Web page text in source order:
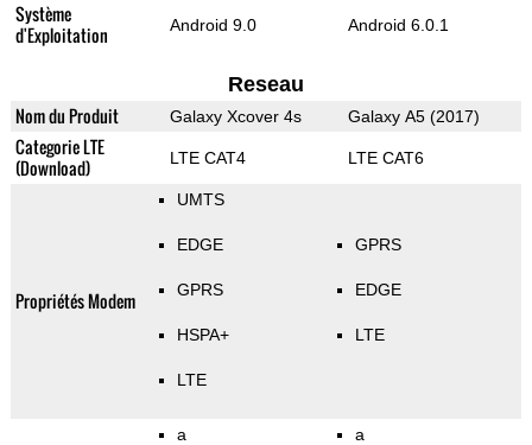
Système
d'Exploitation
Android 9.0 Android 6.0.1
Reseau
Nom du Produit Galaxy Xcover 4s Galaxy A5 (2017)
Categorie LTE
(Download)
LTE CAT4 LTE CAT6
Propriétés Modem
UMTS
EDGE
GPRS
HSPA+
LTE
GPRS
EDGE
LTE
a a